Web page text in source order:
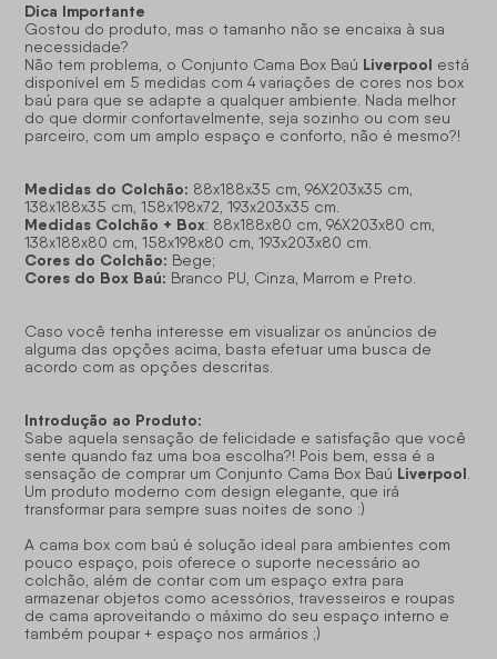
Dica Importante
Gostou do produto, mas o tamanho não se encaixa à sua
necessidade?
Não tem problema, o Conjunto Cama Box Baú Liverpool está
disponível em 5 medidas com 4 variações de cores nos box
baú para que se adapte a qualquer ambiente. Nada melhor
do que dormir confortavelmente, seja sozinho ou com seu
parceiro, com um amplo espaço e conforto, não é mesmo?!
Medidas do Colchão: 88x188x35 cm, 96X203x35 cm,
138x188x35 cm, 158x198x72, 193x203x35 cm.
Medidas Colchão + Box: 88x188x80 cm, 96X203x80 cm,
138x188x80 cm, 158x198x80 cm, 193x203x80 cm.
Cores do Colchão: Bege;
Cores do Box Baú: Branco PU, Cinza, Marrom e Preto.
Caso você tenha interesse em visualizar os anúncios de
alguma das opções acima, basta efetuar uma busca de
acordo com as opções descritas.
Introdução ao Produto:
Sabe aquela sensação de felicidade e satisfação que você
sente quando faz uma boa escolha?! Pois bem, essa é a
sensação de comprar um Conjunto Cama Box Baú Liverpool.
Um produto moderno com design elegante, que irá
transformar para sempre suas noites de sono :)
A cama box com baú é solução ideal para ambientes com
pouco espaço, pois oferece o suporte necessário ao
colchão, além de contar com um espaço extra para
armazenar objetos como acessórios, travesseiros e roupas
de cama aproveitando o máximo do seu espaço interno e
também poupar + espaço nos armários ;)